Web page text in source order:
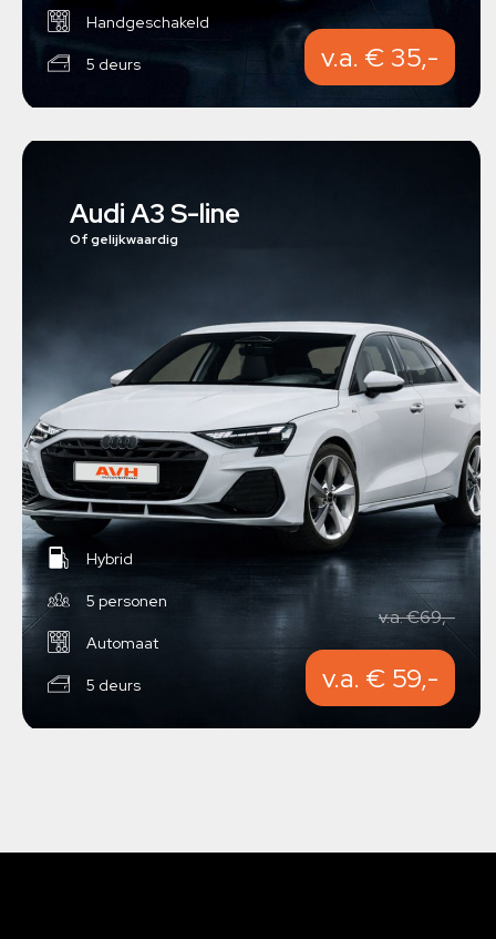
Handgeschakeld
5 deurs v.a. € 35,-
Audi A3 S-line
Of gelijkwaardig
Hybrid
5 personen
Automaat
5 deurs
v.a. €69,-
v.a. € 59,-